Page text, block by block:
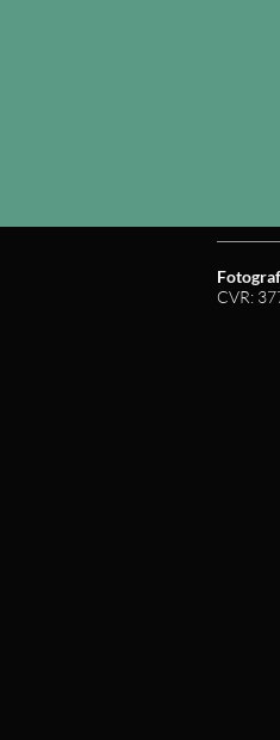
CVR: